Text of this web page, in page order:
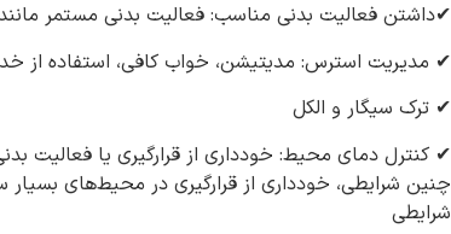
✔داشتن فعالیت بدنی مناسب: فعالیت بدنی مستمر
✔ مدیریت استرس: مدیتیشن، خواب کافی، استفاده از
✔ ترک سیگار و الکل
✔ کنترل دمای محیط: خودداری از قرارگیری یا
چنین شرایطی، خودداری از قرارگیری در محیط‌های
شرایطی